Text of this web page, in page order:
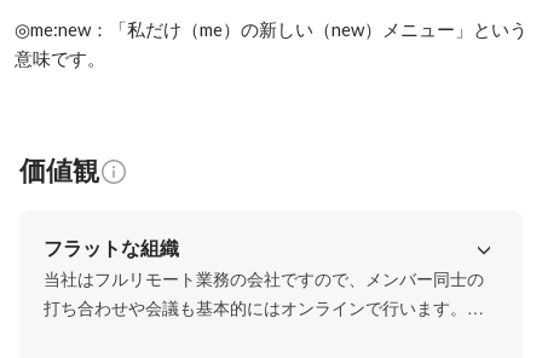
◎me:new：「私だけ（me）の新しい（new）メニュー」という
意味です。
価値観
フラットな組織
当社はフルリモート業務の会社ですので、メンバー同士の
打ち合わせや会議も基本的にはオンラインで行います。